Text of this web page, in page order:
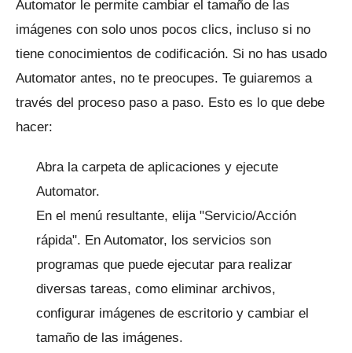
Automator le permite cambiar el tamaño de las
imágenes con solo unos pocos clics, incluso si no
tiene conocimientos de codificación. Si no has usado
Automator antes, no te preocupes. Te guiaremos a
través del proceso paso a paso. Esto es lo que debe
hacer:
Abra la carpeta de aplicaciones y ejecute
Automator.
En el menú resultante, elija "Servicio/Acción
rápida". En Automator, los servicios son
programas que puede ejecutar para realizar
diversas tareas, como eliminar archivos,
configurar imágenes de escritorio y cambiar el
tamaño de las imágenes.